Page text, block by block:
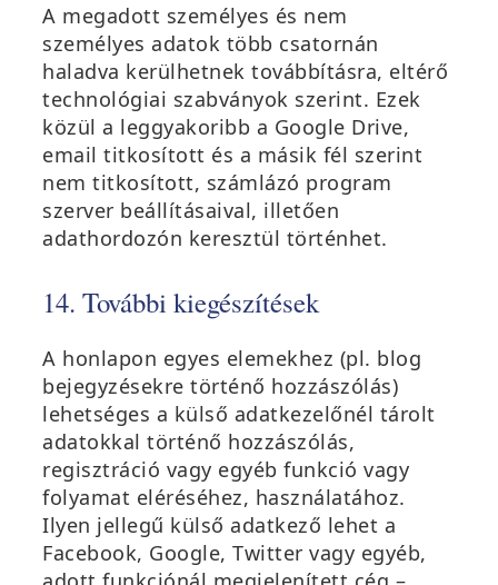
A megadott személyes és nem
személyes adatok több csatornán
haladva kerülhetnek továbbításra, eltérő
technológiai szabványok szerint. Ezek
közül a leggyakoribb a Google Drive,
email titkosított és a másik fél szerint
nem titkosított, számlázó program
szerver beállításaival, illetően
adathordozón keresztül történhet.
14. További kiegészítések
A honlapon egyes elemekhez (pl. blog
bejegyzésekre történő hozzászólás)
lehetséges a külső adatkezelőnél tárolt
adatokkal történő hozzászólás,
regisztráció vagy egyéb funkció vagy
folyamat eléréséhez, használatához.
Ilyen jellegű külső adatkező lehet a
Facebook, Google, Twitter vagy egyéb,